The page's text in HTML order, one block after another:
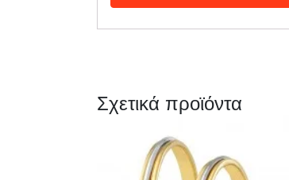
Σχετικά προϊόντα